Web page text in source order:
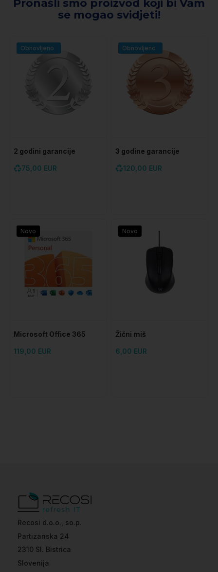
Pronašli smo proizvod koji bi Vam
se mogao svidjeti!
Obnovljeno
2 godini garancije
75,00 EUR
Obnovljeno
3 godine garancije
120,00 EUR
Novo
Microsoft Office 365
pretplate + instalacija
119,00 EUR
Novo
Žični miš
6,00 EUR
Recosi d.o.o., so.p.
Partizanska 24
2310 Sl. Bistrica
Slovenija